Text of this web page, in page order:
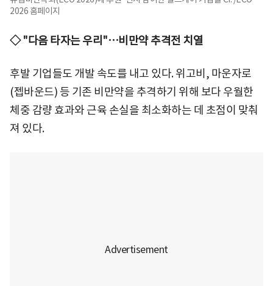
2026 홈페이지
◇ "다음 타자는 우리"…비만약 추격전 치열
후발 기업들도 개발 속도를 내고 있다. 위고비, 마운자로
(젭바운드) 등 기존 비만약을 추격하기 위해 보다 우월한
체중 감량 효과와 근육 손실을 최소화하는 데 초점이 맞춰
져 있다.